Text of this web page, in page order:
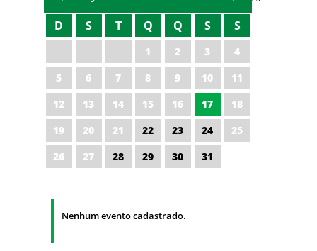
D S T Q Q S S
1 2 3
4
5
6 7 8 9 10
11
12
13 14 15 16 17
18
19
20 21 22 23 24
25
26
27 28 29 30 31
Nenhum evento cadastrado.